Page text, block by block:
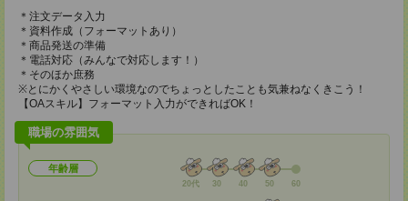
＊注文データ入力
＊資料作成（フォーマットあり）
＊商品発送の準備
＊電話対応（みんなで対応します！）
＊そのほか庶務
※とにかくやさしい環境なのでちょっとしたことも気兼ねなくきこう！
【OAスキル】フォーマット入力ができればOK！
職場の雰囲気
年齢層
20代 30 40 50 60